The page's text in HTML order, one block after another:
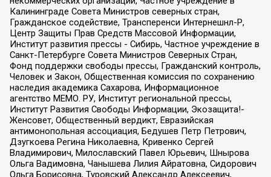
Калининграде Совета Министров северных стран,
Гражданское содействие, Трансперенси Интернешнл-Р,
Центр Защиты Прав Средств Массовой Информации,
Институт развития прессы - Сибирь, Частное учреждение в
Санкт-Петербурге Совета Министров Северных Стран,
Фонд поддержки свободы прессы, Гражданский контроль,
Человек и Закон, Общественная комиссия по сохранению
наследия академика Сахарова, Информационное
агентство МЕМО. РУ, Институт региональной прессы,
Институт Развития Свободы Информации, Экозащита!-
Женсовет, Общественный вердикт, Евразийская
антимонопольная ассоциация, Бедушев Петр Петрович,
Дзугкоева Регина Николаевна, Кривенко Сергей
Владимирович, Милославский Павел Юрьевич, Шнырова
Ольга Вадимовна, Чанышева Лилия Айратовна, Сидорович
Ольга Борисовна, Туровский Александр Алексеевич,